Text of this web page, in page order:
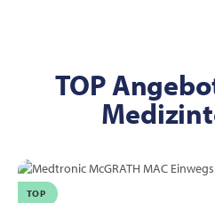
TOP
TOP